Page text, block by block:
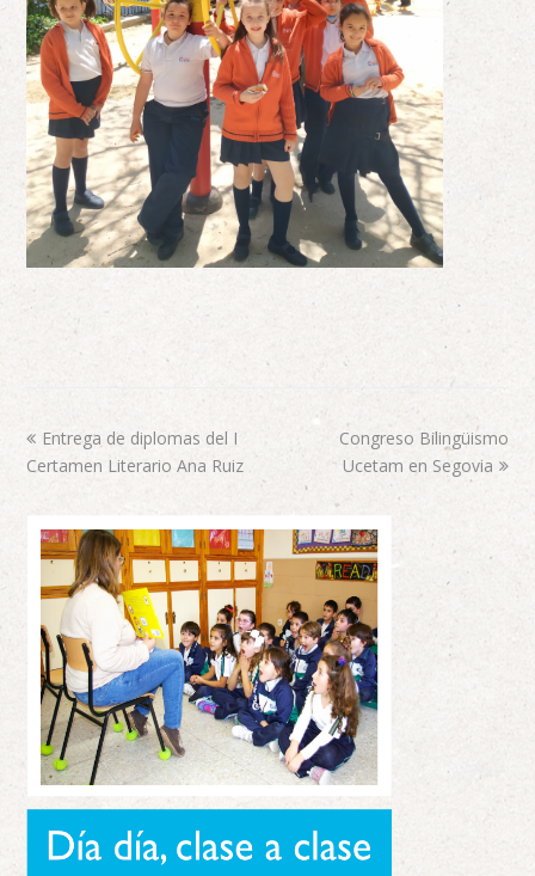
Entrega de diplomas del I
Certamen Literario Ana Ruiz
Congreso Bilingüismo
Ucetam en Segovia